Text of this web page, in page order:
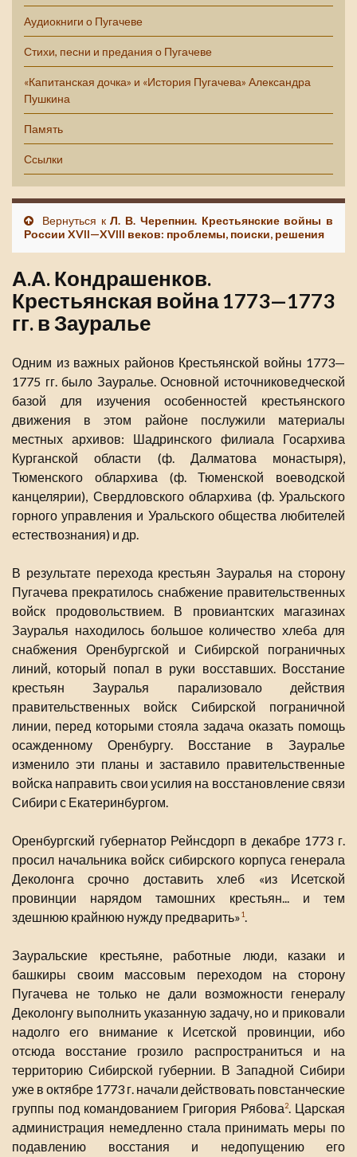
Аудиокниги о Пугачеве
Стихи, песни и предания о Пугачеве
«Капитанская дочка» и «История Пугачева» Александра
Пушкина
Память
Ссылки
Вернуться кЛ. В. Черепнин. Крестьянские войны в
России XVII—XVIII веков: проблемы, поиски, решения
А.А. Кондрашенков.
Крестьянская война 1773—1773
гг. в Зауралье
Одним из важных районов Крестьянской войны 1773—
1775 гг. было Зауралье. Основной источниковедческой
базой для изучения особенностей крестьянского
движения в этом районе послужили материалы
местных архивов: Шадринского филиала Госархива
Курганской области (ф. Далматова монастыря),
Тюменского облархива (ф. Тюменской воеводской
канцелярии), Свердловского облархива (ф. Уральского
горного управления и Уральского общества любителей
естествознания) и др.
В результате перехода крестьян Зауралья на сторону
Пугачева прекратилось снабжение правительственных
войск продовольствием. В провиантских магазинах
Зауралья находилось большое количество хлеба для
снабжения Оренбургской и Сибирской пограничных
линий, который попал в руки восставших. Восстание
крестьян Зауралья парализовало действия
правительственных войск Сибирской пограничной
линии, перед которыми стояла задача оказать помощь
осажденному Оренбургу. Восстание в Зауралье
изменило эти планы и заставило правительственные
войска направить свои усилия на восстановление связи
Сибири с Екатеринбургом.
Оренбургский губернатор Рейнсдорп в декабре 1773 г.
просил начальника войск сибирского корпуса генерала
Деколонга срочно доставить хлеб «из Исетской
провинции нарядом тамошних крестьян... и тем
здешнюю крайнюю нужду предварить»1.
Зауральские крестьяне, работные люди, казаки и
башкиры своим массовым переходом на сторону
Пугачева не только не дали возможности генералу
Деколонгу выполнить указанную задачу, но и приковали
надолго его внимание к Исетской провинции, ибо
отсюда восстание грозило распространиться и на
территорию Сибирской губернии. В Западной Сибири
уже в октябре 1773 г. начали действовать повстанческие
группы под командованием Григория Рябова2. Царская
администрация немедленно стала принимать меры по
подавлению восстания и недопущению его